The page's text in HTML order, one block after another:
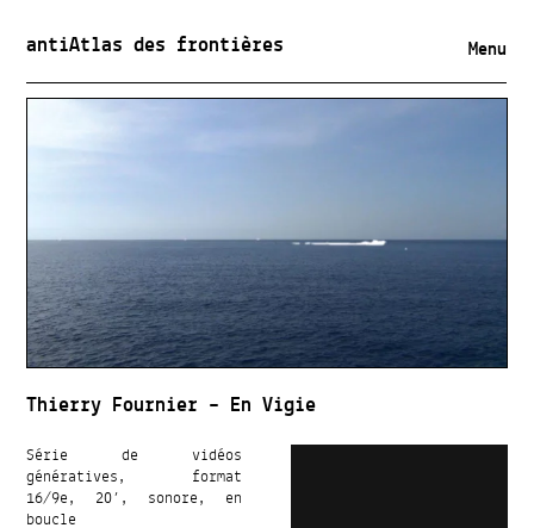
antiAtlas des frontières Menu
Thierry Fournier – En Vigie
Série de vidéos
génératives, format
16/9e, 20’, sonore, en
boucle